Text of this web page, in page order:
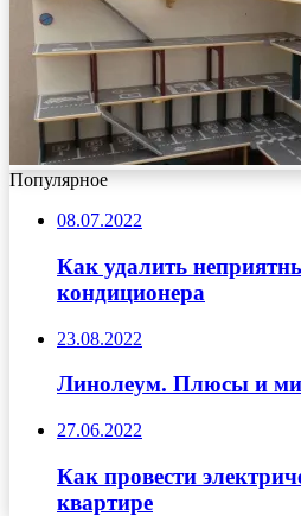
Популярное
08.07.2022
Как удалить
кондиционера
23.08.2022
Линолеум. Плюсы и
27.06.2022
Как провести
квартире